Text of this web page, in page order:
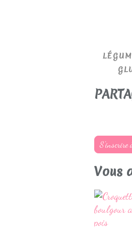
S'inscrire
Vous